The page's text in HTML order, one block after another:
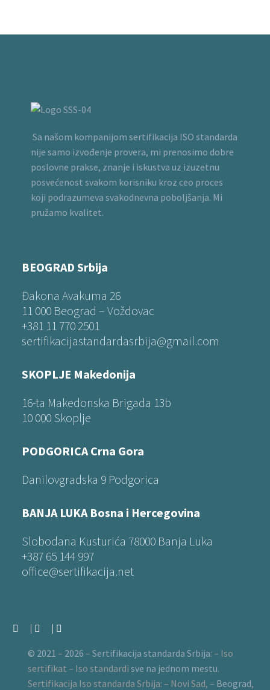
Sa našom kompanijom sertifikacija ISO standarda
nije samo izvođenje provera, mi prenosimo dobre
poslovne prakse, znanje i iskustva uz izuzetnu
posvećenost svakom korisniku kroz ceo proces
koji podrazumeva svakodnevna poboljšanja. Mi
pružamo kvalitet.
BEOGRAD Srbija
Đakona Avakuma 26
11 000 Beograd – Voždovac
+381 11 770 2501
sertifikacijastandardasrbija@gmail.com
SKOPLJE Makedonija
16-ta Makedonska Brigada 13b
10 000 Skoplje
PODGORICA Crna Gora
Danilovgradska 9 Podgorica
BANJA LUKA Bosna i Hercegovina
Slobodana Kusturića 78000 Banja Luka
+387 65 144 997
office@sertifikacija.net
© 2021 – 2026 – Sertifikacija standarda Srbija: – Iso
sertifikat – Iso standardi sve na jednom mestu.
Sertifikacija Iso standarda Srbija: – Novi Sad, – Beograd,